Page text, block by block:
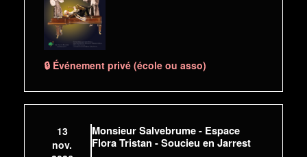
🔒 Événement privé (école ou asso)
13
nov.
Monsieur Salvebrume - Espace
Flora Tristan - Soucieu en Jarrest